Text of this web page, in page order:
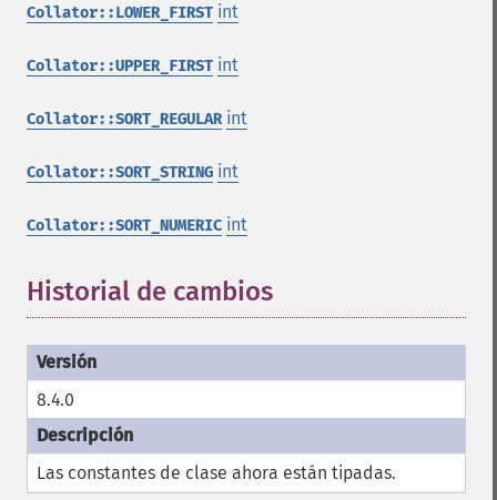
Collator::LOWER_FIRST int
Collator::UPPER_FIRST int
Collator::SORT_REGULAR int
Collator::SORT_STRING int
Collator::SORT_NUMERIC int
Historial de cambios
8.4.0
Las constantes de clase ahora están tipadas.